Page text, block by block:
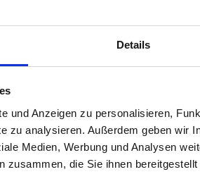
Details
und Anzeigen zu personalisieren,
zu analysieren. Außerdem geben wir
Medien, Werbung und Analysen
zusammen, die Sie ihnen
in bestimmten Fällen die
Wegzug ins Ausland erwägt,
angehen.
Ausland: Warum
Grund. Steuerliche
viele dabei unterschätzen: Das